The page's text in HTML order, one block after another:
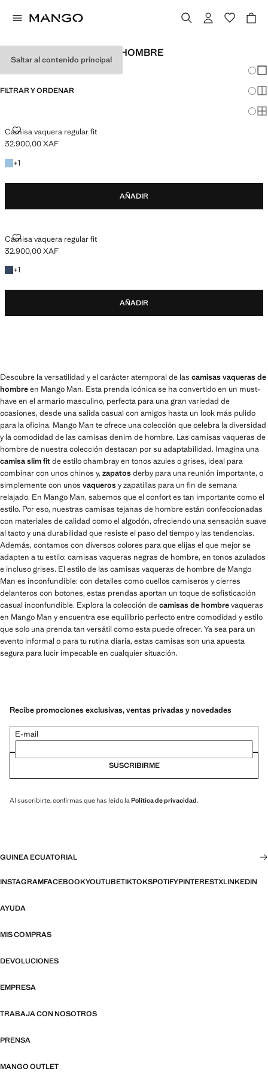
Saltar al contenido principal
CAMISAS VAQUERAS DE HOMBRE
FILTRAR Y ORDENAR
Camisa vaquera regular fit
CAMISA VAQUERA REGULAR FIT
Precio actual [32.900,00 XAF ]
32.900,00 XAF
+1
+1 color
AÑADIR
Camisa vaquera regular fit
CAMISA VAQUERA REGULAR FIT
Precio actual [32.900,00 XAF ]
32.900,00 XAF
+1
+1 color
AÑADIR
Descubre la versatilidad y el carácter atemporal de las camisas vaqueras de
hombreen Mango Man. Esta prenda icónica se ha convertido en un must-
have en el armario masculino, perfecta para una gran variedad de
ocasiones, desde una salida casual con amigos hasta un look más pulido
para la oficina. Mango Man te ofrece una colección que celebra la diversidad
y la comodidad de las camisas denim de hombre. Las camisas vaqueras de
hombre de nuestra colección destacan por su adaptabilidad. Imagina una
camisa slim fitde estilo chambray en tonos azules o grises, ideal para
combinar con unos chinos y, zapatosderby para una reunión importante, o
simplemente con unos vaquerosy zapatillas para un fin de semana
relajado. En Mango Man, sabemos que el confort es tan importante como el
estilo. Por eso, nuestras camisas tejanas de hombre están confeccionadas
con materiales de calidad como el algodón, ofreciendo una sensación suave
al tacto y una durabilidad que resiste el paso del tiempo y las tendencias.
Además, contamos con diversos colores para que elijas el que mejor se
adapten a tu estilo: camisas vaqueras negras de hombre, en tonos azulados
e incluso grises. El estilo de las camisas vaqueras de hombre de Mango
Man es inconfundible: con detalles como cuellos camiseros y cierres
delanteros con botones, estas prendas aportan un toque de sofisticación
casual inconfundible. Explora la colección decamisas de hombrevaqueras
en Mango Man y encuentra ese equilibrio perfecto entre comodidad y estilo
que solo una prenda tan versátil como esta puede ofrecer. Ya sea para un
evento informal o para tu rutina diaria, estas camisas son una apuesta
segura para lucir impecable en cualquier situación.
Recibe promociones exclusivas, ventas privadas y novedades
E-mail
SUSCRIBIRME
Al suscribirte, confirmas que has leído la Política de privacidad.
GUINEA ECUATORIAL
INSTAGRAMFACEBOOKYOUTUBETIKTOKSPOTIFYPINTERESTXLINKEDIN
AYUDA
MIS COMPRAS
DEVOLUCIONES
EMPRESA
TRABAJA CON NOSOTROS
PRENSA
MANGO OUTLET